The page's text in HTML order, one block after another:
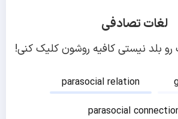
لغات تصادفی
رو بلد نیستی کافیه روشون کلیک کنی!
parasocial relation
parasocial